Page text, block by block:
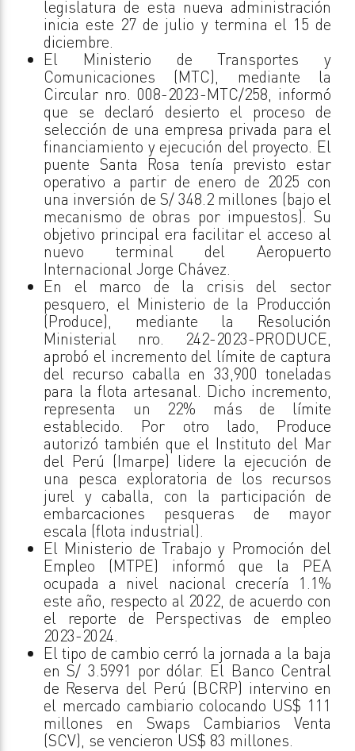
legislatura de esta nueva administración
inicia este 27 de julio y termina el 15 de
diciembre.
El Ministerio de Transportes y
Comunicaciones (MTC), mediante la
Circular nro. 008-2023-MTC/258, informó
que se declaró desierto el proceso de
selección de una empresa privada para el
financiamiento y ejecución del proyecto. El
puente Santa Rosa tenía previsto estar
operativo a partir de enero de 2025 con
una inversión de S/ 348.2 millones (bajo el
mecanismo de obras por impuestos). Su
objetivo principal era facilitar el acceso al
nuevo terminal del Aeropuerto
Internacional Jorge Chávez.
En el marco de la crisis del sector
pesquero, el Ministerio de la Producción
(Produce), mediante la Resolución
Ministerial nro. 242-2023-PRODUCE,
aprobó el incremento del límite de captura
del recurso caballa en 33,900 toneladas
para la flota artesanal. Dicho incremento,
representa un 22% más de límite
establecido. Por otro lado, Produce
autorizó también que el Instituto del Mar
del Perú (Imarpe) lidere la ejecución de
una pesca exploratoria de los recursos
jurel y caballa, con la participación de
embarcaciones pesqueras de mayor
escala (flota industrial).
El Ministerio de Trabajo y Promoción del
Empleo (MTPE) informó que la PEA
ocupada a nivel nacional crecería 1.1%
este año, respecto al 2022, de acuerdo con
el reporte de Perspectivas de empleo
2023-2024.
El tipo de cambio cerró la jornada a la baja
en S/ 3.5991 por dólar. El Banco Central
de Reserva del Perú (BCRP) intervino en
el mercado cambiario colocando US$ 111
millones en Swaps Cambiarios Venta
(SCV), se vencieron US$ 83 millones.